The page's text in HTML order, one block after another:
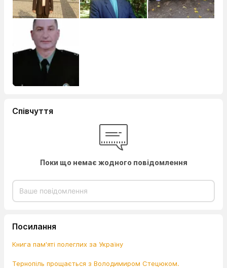
Співчуття
Поки що немає жодного повідомлення
Посилання
Книга пам'яті полеглих за Україну
Тернопіль прощається з Володимиром Стецюком.